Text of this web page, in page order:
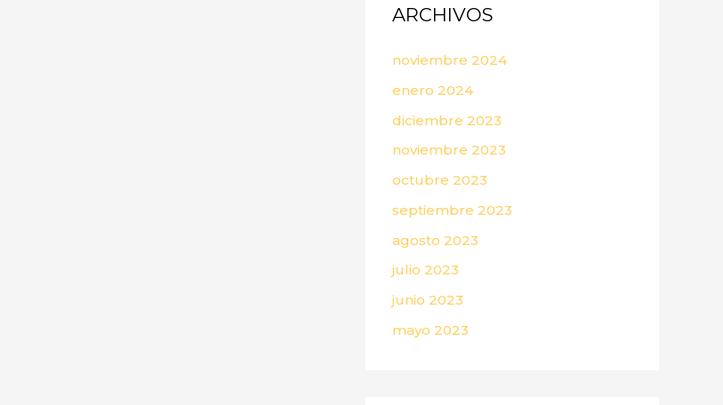
ARCHIVOS
noviembre 2024
enero 2024
diciembre 2023
noviembre 2023
octubre 2023
septiembre 2023
agosto 2023
julio 2023
junio 2023
mayo 2023